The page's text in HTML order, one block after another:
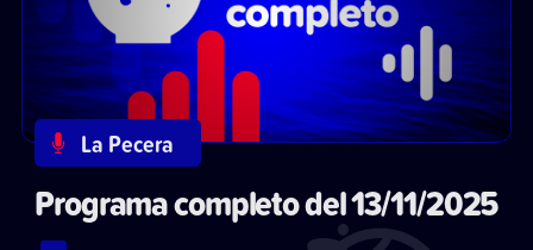
La Pecera
Programa completo del 13/11/2025